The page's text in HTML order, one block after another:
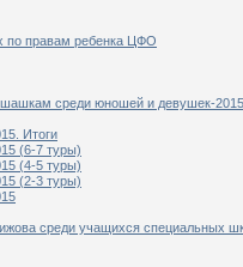
по правам ребенка ЦФО
среди юношей и девушек-
Итоги
(6-7 туры)
(4-5 туры)
(2-3 туры)
среди учащихся специальных